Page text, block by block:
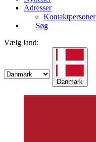
Adresser
Kontaktpersoner
Søg
Vælg land:
Danmark